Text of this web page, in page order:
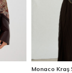
Monaco Kraş